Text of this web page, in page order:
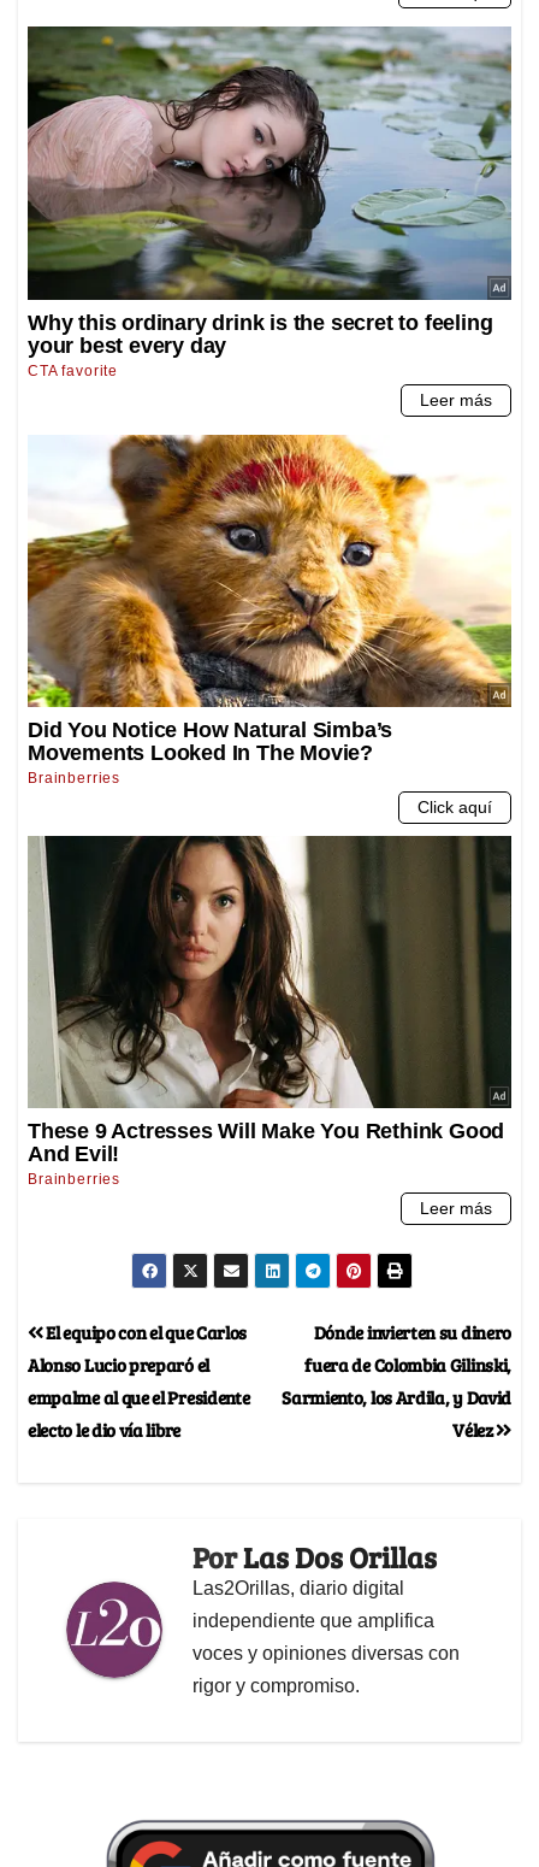
Dónde invierten su dinero
fuera de Colombia Gilinski,
Sarmiento, los Ardila, y David
Vélez
El equipo con el que Carlos
Alonso Lucio preparó el
empalme al que el Presidente
electo le dio vía libre
PorLas Dos Orillas
Las2Orillas, diario digital
independiente que amplifica
voces y opiniones diversas con
rigor y compromiso.